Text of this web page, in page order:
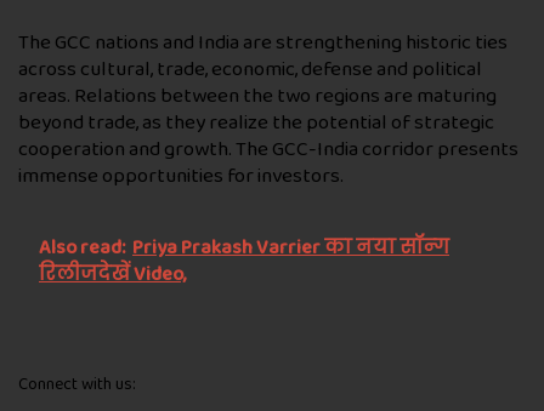
The GCC nations and India are strengthening historic ties
across cultural, trade, economic, defense and political
areas. Relations between the two regions are maturing
beyond trade, as they realize the potential of strategic
cooperation and growth. The GCC-India corridor presents
immense opportunities for investors.
Also read: Priya Prakash Varrier का नया सॉन्ग
रिलीजदेखें Video,
Connect with us: